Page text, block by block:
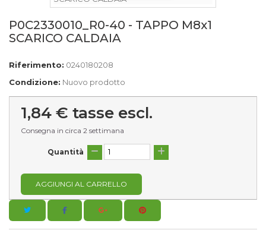
P0C2330010_R0-40 - TAPPO M8x1
SCARICO CALDAIA
Riferimento: 0240180208
Condizione: Nuovo prodotto
1,84 € tasse escl.
Consegna in circa 2 settimana
Quantità
AGGIUNGI AL CARRELLO